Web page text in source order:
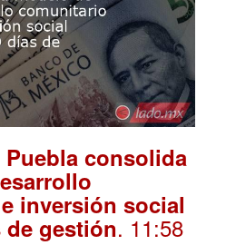
consolida
inversión social
de gestión. 11:58